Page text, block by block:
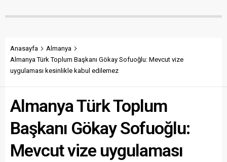
Anasayfa
Almanya
Almanya Türk Toplum Başkanı Gökay Sofuoğlu: Mevcut vize
uygulaması kesinlikle kabul edilemez
Almanya Türk Toplum
Başkanı Gökay Sofuoğlu:
Mevcut vize uygulaması